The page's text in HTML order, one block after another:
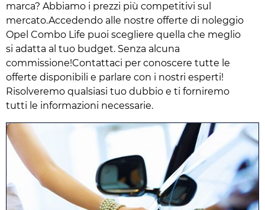
marca? Abbiamo i prezzi più competitivi sul
mercato.Accedendo alle nostre offerte di noleggio
Opel Combo Life puoi scegliere quella che meglio
si adatta al tuo budget. Senza alcuna
commissione!Contattaci per conoscere tutte le
offerte disponibili e parlare con i nostri esperti!
Risolveremo qualsiasi tuo dubbio e ti forniremo
tutti le informazioni necessarie.